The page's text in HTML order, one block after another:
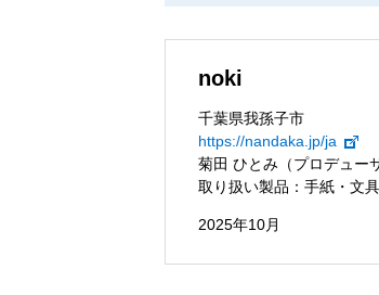
noki
千葉県我孫子市
https://nandaka.jp/ja
菊田 ひとみ（プロデュー
取り扱い製品：手紙・文具
2025年10月